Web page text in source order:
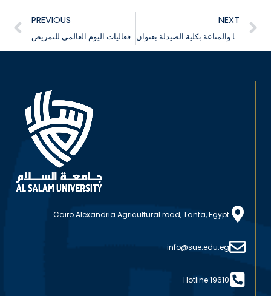
PREVIOUS
فعاليات اليوم العالمي للتمريض
NEXT
اليوم العلمى لقسم الميكروبيولوجيا والمناعة بكلية الصيدلة بعنوان Microbiology Gallery
Cairo Alexandria Agricultural road, Tanta, Egypt
info@sue.edu.eg
Hotline 19610